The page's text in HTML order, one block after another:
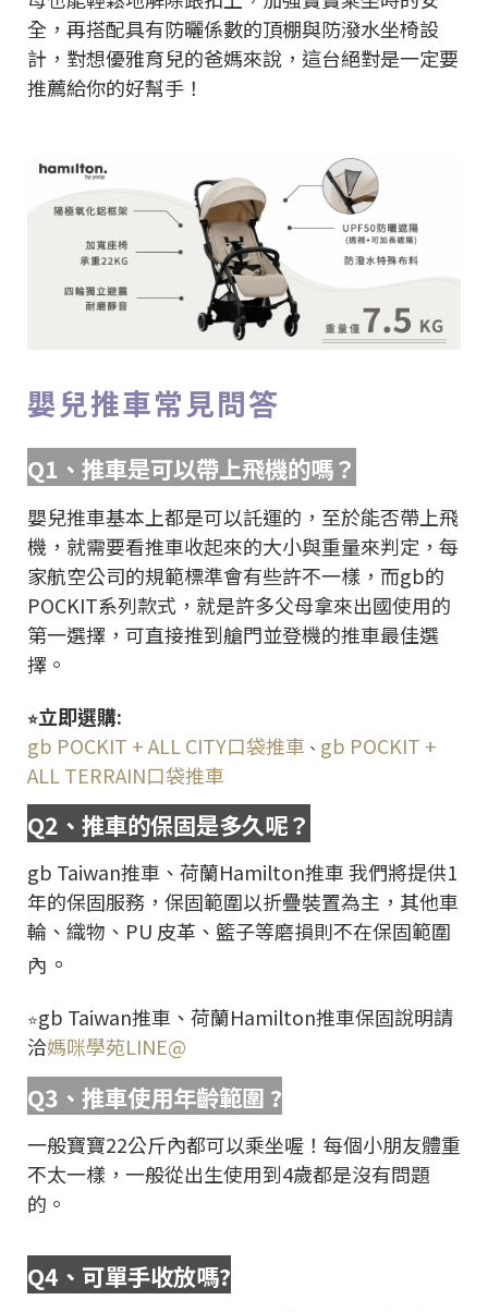
全，再搭配具有防曬係數的頂棚與防潑水坐椅設
計，對想優雅育兒的爸媽來說，這台絕對是一定要
推薦給你的好幫手！
嬰兒推車常見問答
Q1 、推車是可以帶上飛機的嗎？
嬰兒推車基本上都是可以託運的，至於能否帶上飛
機，就需要看推車收起來的大小與重量來判定，每
家航空公司的規範標準會有些許不一樣，而gb的
POCKIT系列款式，就是許多父母拿來出國使用的
第一選擇，可直接推到艙門並登機的推車最佳選
擇。
⭐立即選購:
gb POCKIT + ALL CITY口袋推車 、 gb POCKIT +
ALL TERRAIN口袋推車
Q2 、推車的保固是多久呢？
gb Taiwan推車、荷蘭Hamilton推車 我們將提供1
年的保固服務，保固範圍以折疊裝置為主，其他車
輪、織物、PU 皮革、籃子等磨損則不在保固範圍
內 。
⭐gb Taiwan推車、荷蘭Hamilton推車保固說明請
洽媽咪學苑LINE@
Q3 、推車使用年齡範圍 ?
一般寶寶22公斤內都可以乘坐喔！每個小朋友體重
不太一樣，一般從出生使用到4歲都是沒有問題
的。
Q4 、可單手收放嗎?